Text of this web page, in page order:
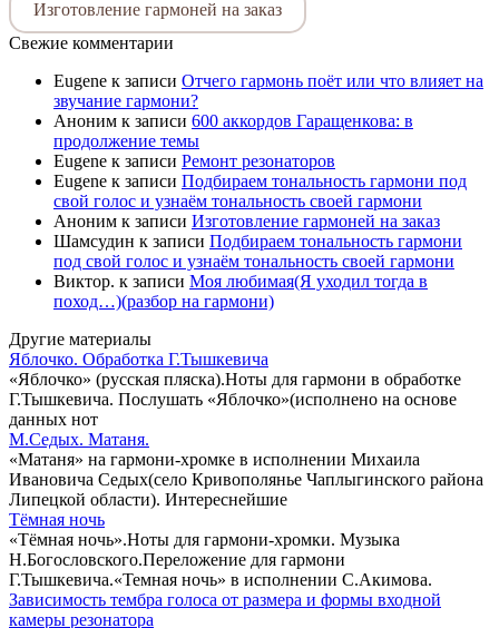
Изготовление гармоней на заказ
Свежие комментарии
Eugene к записи Отчего гармонь поёт или что влияет на
звучание гармони?
Аноним к записи 600 аккордов Гаращенкова: в
продолжение темы
Eugene к записи Ремонт резонаторов
Eugene к записи Подбираем тональность гармони под
свой голос и узнаём тональность своей гармони
Аноним к записи Изготовление гармоней на заказ
Шамсудин к записи Подбираем тональность гармони
под свой голос и узнаём тональность своей гармони
Виктор. к записи Моя любимая(Я уходил тогда в
поход…)(разбор на гармони)
Другие материалы
Яблочко. Обработка Г.Тышкевича
«Яблочко» (русская пляска).Ноты для гармони в обработке
Г.Тышкевича. Послушать «Яблочко»(исполнено на основе
данных нот
М.Седых. Матаня.
«Матаня» на гармони-хромке в исполнении Михаила
Ивановича Седых(село Кривополянье Чаплыгинского района
Липецкой области). Интереснейшие
Тёмная ночь
«Тёмная ночь».Ноты для гармони-хромки. Музыка
Н.Богословского.Переложение для гармони
Г.Тышкевича.«Темная ночь» в исполнении С.Акимова.
Зависимость тембра голоса от размера и формы входной
камеры резонатора